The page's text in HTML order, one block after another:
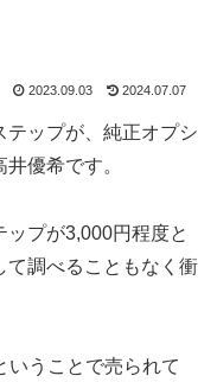
2023.09.03 2024.07.07
ップが、純正オプシ
優希です。
プが3,000円程度と
て調べることもなく衝
いうことで売られて